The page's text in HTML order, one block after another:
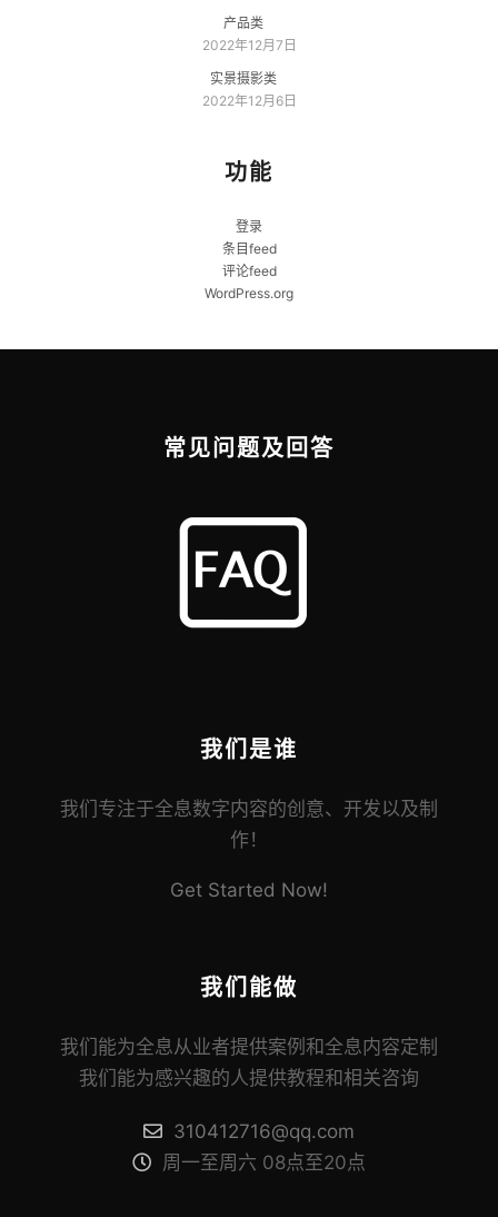
产品类
2022年12月7日
实景摄影类
2022年12月6日
功能
登录
条目feed
评论feed
WordPress.org
常见问题及回答
我们是谁
我们专注于全息数字内容的创意、开发以及制
作！
Get Started Now!
我们能做
我们能为全息从业者提供案例和全息内容定制
我们能为感兴趣的人提供教程和相关咨询
310412716@qq.com
周一至周六 08点至20点